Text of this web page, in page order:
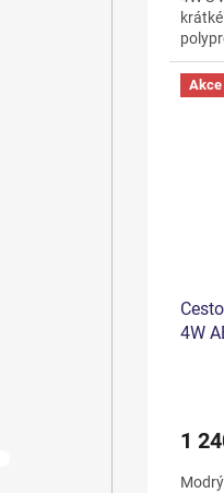
Akce
4W
1